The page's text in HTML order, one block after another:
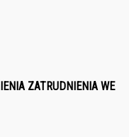
ZATRUDNIENIA WE